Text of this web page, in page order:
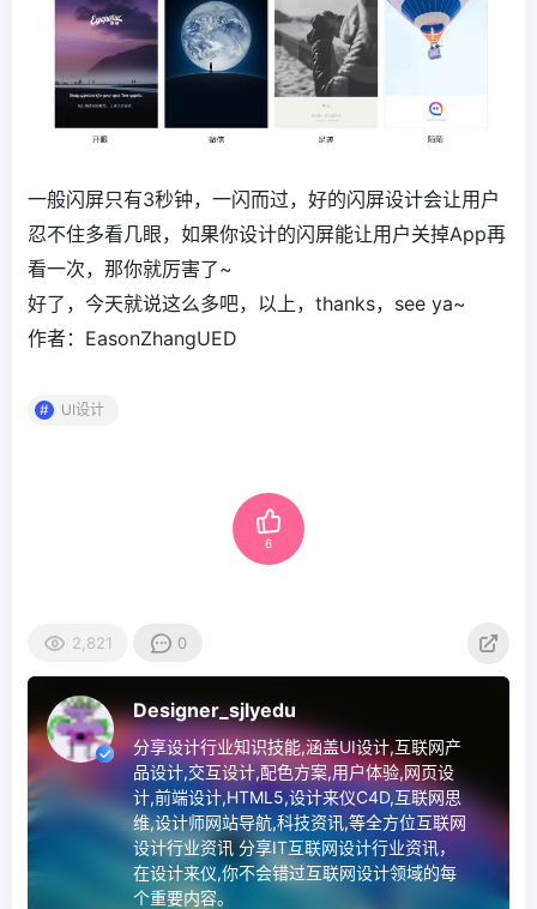
一般闪屏只有3秒钟，一闪而过，好的闪屏设计会让用户
忍不住多看几眼，如果你设计的闪屏能让用户关掉App再
看一次，那你就厉害了~
好了，今天就说这么多吧，以上，thanks，see ya~
作者：EasonZhangUED
UI设计
6
2,821 0
Designer_sjlyedu
分享设计行业知识技能,涵盖UI设计,互联网产
品设计,交互设计,配色方案,用户体验,网页设
计,前端设计,HTML5,设计来仪C4D,互联网思
维,设计师网站导航,科技资讯,等全方位互联网
设计行业资讯 分享IT互联网设计行业资讯，
在设计来仪,你不会错过互联网设计领域的每
个重要内容。